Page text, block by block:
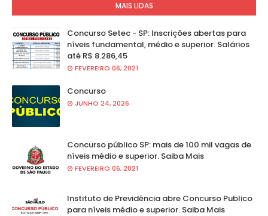
MAIS LIDAS
Concurso Setec - SP: Inscrições abertas para
níveis fundamental, médio e superior. Salários
até R$ 8.286,45
FEVEREIRO 06, 2021
Concurso
JUNHO 24, 2026
Concurso público SP: mais de 100 mil vagas de
níveis médio e superior. Saiba Mais
FEVEREIRO 06, 2021
Instituto de Previdência abre Concurso Publico
para níveis médio e superior. Saiba Mais